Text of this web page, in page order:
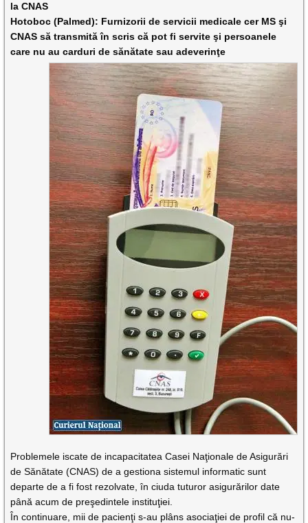
la CNAS
Hotoboc (Palmed): Furnizorii de servicii medicale cer MS şi
CNAS să transmită în scris că pot fi servite şi persoanele
care nu au carduri de sănătate sau adeverinţe
Problemele iscate de incapacitatea Casei Naţionale de Asigurări
de Sănătate (CNAS) de a gestiona sistemul informatic sunt
departe de a fi fost rezolvate, în ciuda tuturor asigurărilor date
până acum de preşedintele instituţiei.
În continuare, mii de pacienţi s-au plâns asociaţiei de profil că nu-